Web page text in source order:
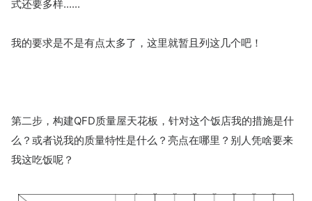
式还要多样......
我的要求是不是有点太多了，这里就暂且列这几个吧！
第二步，构建QFD质量屋天花板，针对这个饭店我的措施是什
么？或者说我的质量特性是什么？亮点在哪里？别人凭啥要来
我这吃饭呢？